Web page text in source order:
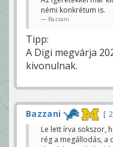
némi konkrétum is.
Bazzani
Tipp:
A Digi megvárja
kivonulnak.
Bazzani
Le lett írva sokszor,
rég a megállodás, a